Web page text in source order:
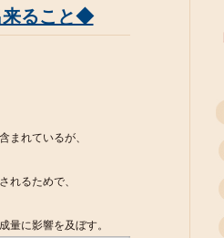
来ること◆
まれているが、
れるためで、
量に影響を及ぼす。